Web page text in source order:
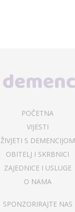
POČETNA
VIJESTI
ŽIVJETI S DEMENCIJOM
OBITELJ I SKRBNICI
ZAJEDNICE I USLUGE
O NAMA
SPONZORIRAJTE NAS